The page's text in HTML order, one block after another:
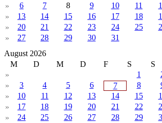
»
6 7 8 9 10 11
»
13 14 15 16 17 18
»
20 21 22 23 24 25
»
27 28 29 30
31
August 2026
M
D M D F S
S
»
1
»
3 4 5 6 7 8
»
10 11 12 13 14 15
»
17 18 19 20 21 22
»
24 25 26 27 28 29